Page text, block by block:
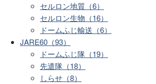
セルロン地質（6）
セルロン生物（16）
ドームふじ輸送（6）
JARE60（93）
ドームふじ隊（19）
先遣隊（18）
しらせ（8）